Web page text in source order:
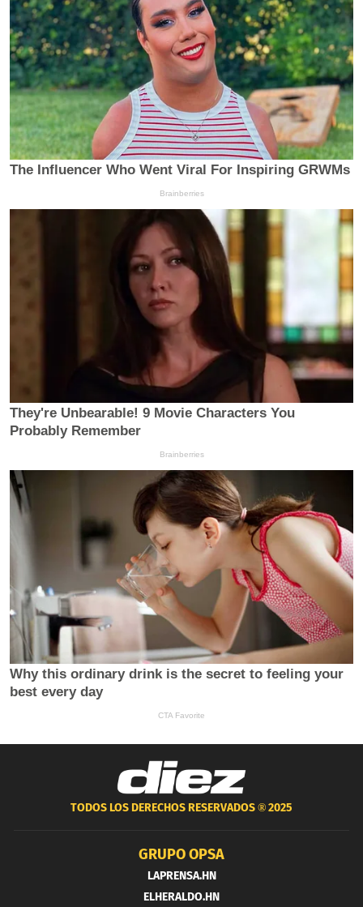
TODOS LOS DERECHOS RESERVADOS ®2025
GRUPO OPSA
LAPRENSA.HN
ELHERALDO.HN